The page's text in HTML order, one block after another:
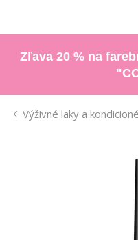
Zľava 20 % na
Výživné laky a